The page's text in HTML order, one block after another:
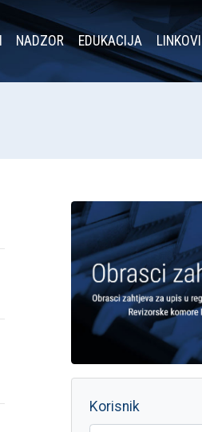
NADZOR EDUKACIJA LINKOVI
Korisnik